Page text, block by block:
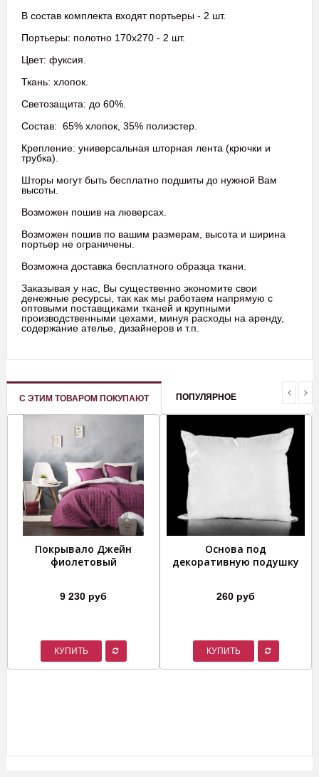
В состав комплекта входят портьеры - 2 шт.
Портьеры: полотно 170х270 - 2 шт.
Цвет: фуксия.
Ткань: хлопок.
Светозащита: до 60%.
Состав: 65% хлопок, 35% полиэстер.
Крепление: универсальная шторная лента (крючки и
трубка).
Шторы могут быть бесплатно подшиты до нужной Вам
высоты.
Возможен пошив на люверсах.
Возможен пошив по вашим размерам, высота и ширина
портьер не ограничены.
Возможна доставка бесплатного образца ткани.
Заказывая у нас, Вы существенно экономите свои
денежные ресурсы, так как мы работаем напрямую с
оптовыми поставщиками тканей и крупными
производственными цехами, минуя расходы на аренду,
содержание ателье, дизайнеров и т.п.
С ЭТИМ ТОВАРОМ ПОКУПАЮТ ПОПУЛЯРНОЕ
Покрывало Джейн
фиолетовый
9 230 руб
КУПИТЬ
Основа под
декоративную подушку
260 руб
КУПИТЬ